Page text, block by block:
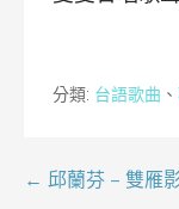
分類: 台語歌曲 、
文← 邱蘭芬 – 雙雁